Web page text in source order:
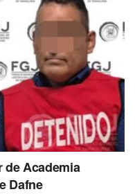
de Academia
Dafne